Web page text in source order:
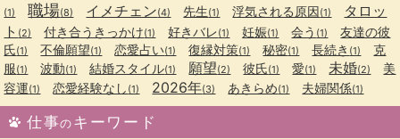
(1) 職場(8) イメチェン(4) 先生(1) 浮気される原因(1)
タロッ
ト (2) 付き合うきっかけ(1) 好きバレ(1) 妊娠(1) 会う (1)
友達の彼
氏(1) 不倫願望(1) 恋愛占い(1) 復縁対策(1) 秘密(1) 長続き (1)
克
服(1) 波動(1) 結婚スタイル(1) 願望(2) 彼氏(1) 愛(1) 未婚(2)
美
容運(1) 恋愛経験なし (1) 2026年(3) あきらめ(1) 夫婦関係(1)
仕事のキーワード